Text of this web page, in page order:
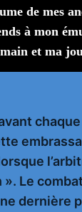
de mes
à mon
main et ma
». Le
dernière